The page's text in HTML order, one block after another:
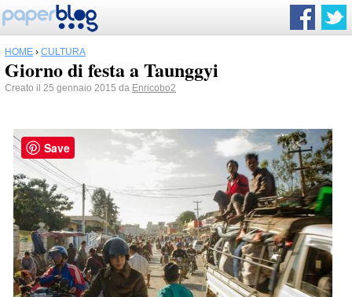
HOME › CULTURA
Giorno di festa a Taunggyi
Creato il 25 gennaio 2015 da Enricobo2
Save